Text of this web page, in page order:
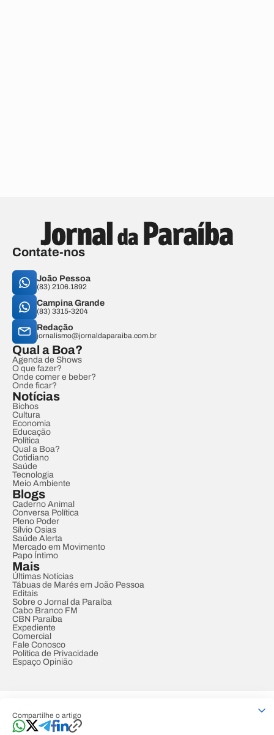
Compartilhe o artigo
Contate-nos
João Pessoa
(83) 2106.1892
Campina Grande
(83) 3315-3204
Redação
jornalismo@jornaldaparaiba.com.br
Qual a Boa?
Agenda de Shows
O que fazer?
Onde comer e beber?
Onde ficar?
Notícias
Bichos
Cultura
Economia
Educação
Política
Qual a Boa?
Cotidiano
Saúde
Tecnologia
Meio Ambiente
Blogs
Caderno Animal
Conversa Política
Pleno Poder
Sílvio Osias
Saúde Alerta
Mercado em Movimento
Papo Íntimo
Mais
Últimas Notícias
Tábuas de Marés em João Pessoa
Editais
Sobre o Jornal da Paraíba
Cabo Branco FM
CBN Paraíba
Expediente
Comercial
Fale Conosco
Política de Privacidade
Espaço Opinião
Developed by Designed by